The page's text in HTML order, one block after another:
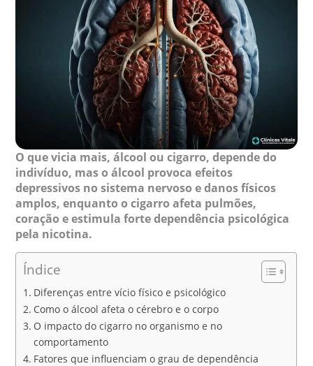
O que vicia mais, álcool ou cigarro, depende do
indivíduo, mas o álcool provoca efeitos
depressivos no sistema nervoso e danos físicos
amplos, enquanto o cigarro afeta pulmões,
coração e estimula forte dependência psicológica
pela nicotina.
Índice
Diferenças entre vício físico e psicológico
Como o álcool afeta o cérebro e o corpo
O impacto do cigarro no organismo e no
comportamento
Fatores que influenciam o grau de dependência